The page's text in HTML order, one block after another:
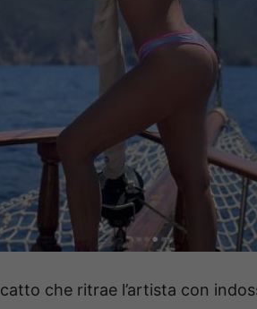
che ritrae l’artista con